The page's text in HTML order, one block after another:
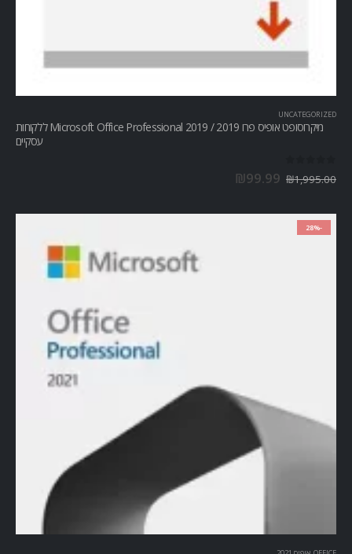
UNCATEGORIZED
מיקרוסופט אופיס פרו Microsoft Office Professional 2019 / 2019 ללקוחות
עסקיים
₪1,995.00
₪99.99
-28%